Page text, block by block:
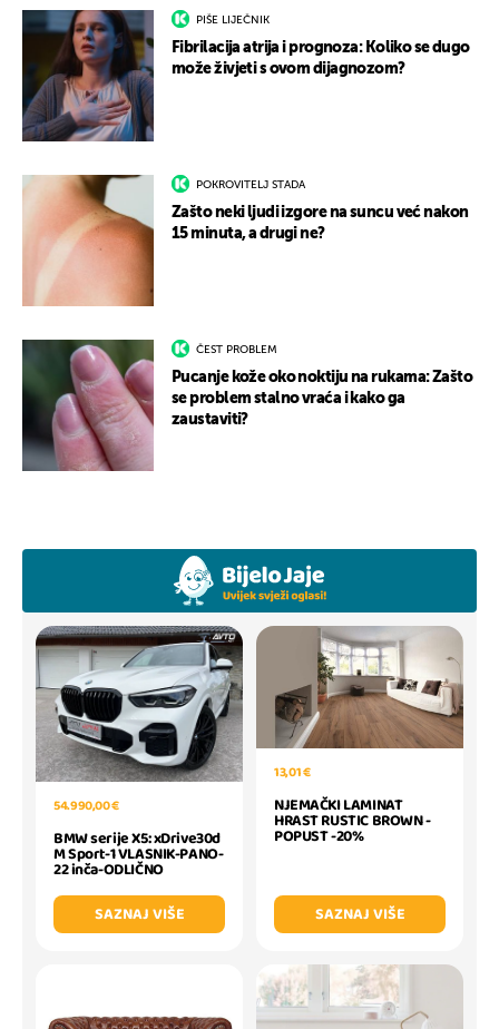
PIŠE LIJEČNIK
Fibrilacija atrija i prognoza: Koliko se dugo
može živjeti s ovom dijagnozom?
POKROVITELJ STADA
Zašto neki ljudi izgore na suncu već nakon
15 minuta, a drugi ne?
ČEST PROBLEM
Pucanje kože oko noktiju na rukama: Zašto
se problem stalno vraća i kako ga
zaustaviti?
54.990,00 €
BMW serije X5: xDrive30d
M Sport-1 VLASNIK-PANO-
22 inča-ODLIČNO
SAZNAJ VIŠE
13,01 €
NJEMAČKI LAMINAT
HRAST RUSTIC BROWN -
POPUST -20%
SAZNAJ VIŠE